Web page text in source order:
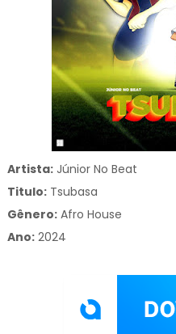
Artista:Júnior No Beat
Titulo:Tsubasa
Gênero: Afro House
Ano:2024